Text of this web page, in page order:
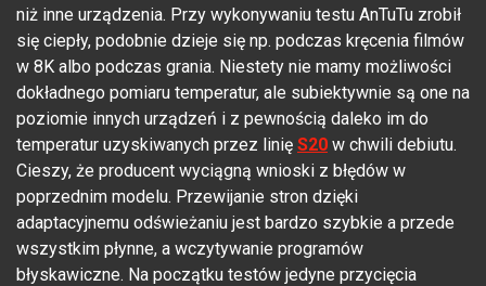
niż inne urządzenia. Przy wykonywaniu testu AnTuTu zrobił
się ciepły, podobnie dzieje się np. podczas kręcenia filmów
w 8K albo podczas grania. Niestety nie mamy możliwości
dokładnego pomiaru temperatur, ale subiektywnie są one na
poziomie innych urządzeń i z pewnością daleko im do
temperatur uzyskiwanych przez linię S20 w chwili debiutu.
Cieszy, że producent wyciągną wnioski z błędów w
poprzednim modelu. Przewijanie stron dzięki
adaptacyjnemu odświeżaniu jest bardzo szybkie a przede
wszystkim płynne, a wczytywanie programów
błyskawiczne. Na początku testów jedyne przycięcia